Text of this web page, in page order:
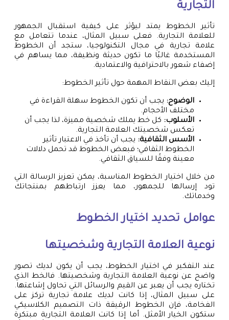
التجارية
تأثير الخطوط يمتد ليؤثر على كيفية استقبال الجمهور
للعلامة التجارية. فعلى سبيل المثال، عندما تتعامل مع
علامة تجارية في مجال التكنولوجيا، ستجد أن الخطوط
المستخدمة غالبًا ما تكون حديثة ونظيفة، مما يساهم في
إضفاء شعور بالاحترافية والاعتمادية.
إليك بعض النقاط المهمة حول تأثير الخطوط:
الوضوح: يجب أن تكون الخطوط سهلة القراءة في
مختلف الأحجام.
الأسلوب: كل خط يملك شخصية مميزة، لذا يجب أن
تعكس شخصيتك العلامة التجارية.
الأسس الثقافية: يجب أن تأخذ في الاعتبار تأثير
الخطوط الثقافي؛ فبعض الخطوط قد تحمل دلالات
معينة وفقًا للسياق الثقافي.
من خلال اختيار الخطوط المناسبة، يمكن تعزيز الرسالة التي
تود إرسالها للجمهور، مما يعزز ارتباطهم بمنتجاتك
وخدماتك.
عوامل تحديد اختيار الخطوط
نوعية العلامة التجارية وشخصيتها
عند التفكير في اختيار الخطوط، يجب أن يكون لديك تصور
واضح عن نوعية العلامة التجارية وشخصيتها. فالخط الذي
تختاره يجب أن يعبر عن القيم والرسائل التي تحاول إشاعتها.
على سبيل المثال، إذا كانت لديك علامة تجارية تركز على
الفخامة، فإن الخطوط الرقيقة ذات التصميم الكلاسيكي
ستكون الخيار الأمثل. أما إذا كانت العلامة التجارية مبتكرة